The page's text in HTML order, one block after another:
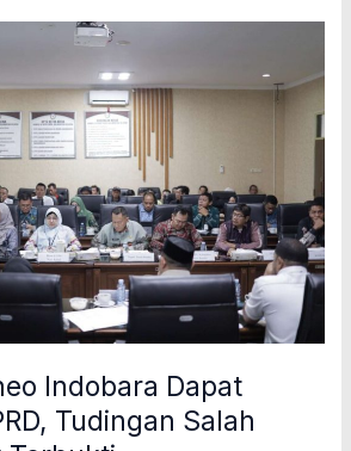
Indobara Dapat
Tudingan Salah